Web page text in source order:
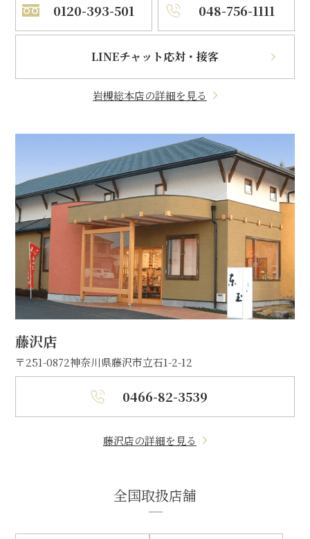
0120-393-501 048-756-1111
LINEチャット応対・接客
岩槻総本店の詳細を見る
藤沢店
〒251-0872神奈川県藤沢市立石1-2-12
0466-82-3539
藤沢店の詳細を見る
全国取扱店舗